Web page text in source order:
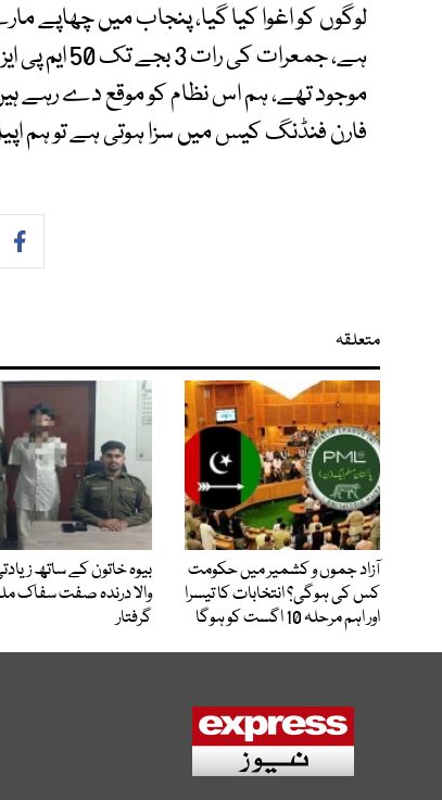
لوگوں کو اغوا کیا گیا، پنجاب میں چھاپے
موجود تھے، ہم اس نظام کو موقع دے رہے
فارن فنڈنگ کیس میں سزا ہوتی ہے تو ہم
متعلقہ
آزاد جموں و کشمیر میں حکومت
کس کی ہوگی؟ انتخابات کا تیسرا
اور اہم مرحلہ 10 اگست کو ہوگا
بیوہ خاتون کے ساتھ
والا درندہ صفت سفاک
گرفتار